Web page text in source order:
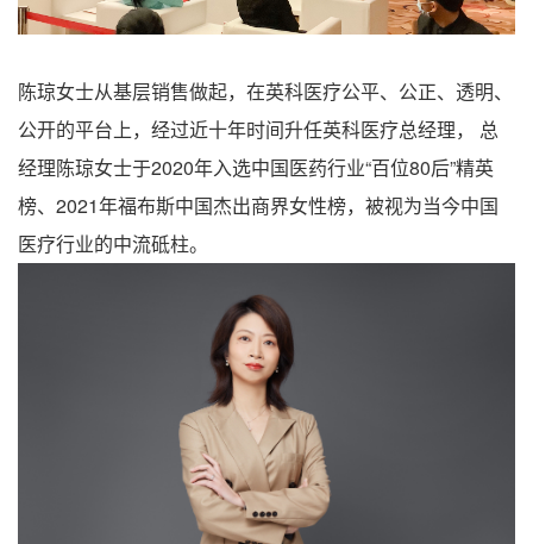
陈琼女士从基层销售做起，在英科医疗公平、公正、透明、
公开的平台上，经过近十年时间升任英科医疗总经理， 总
经理陈琼女士于2020年入选中国医药行业“百位80后”精英
榜、2021年福布斯中国杰出商界女性榜，被视为当今中国
医疗行业的中流砥柱。